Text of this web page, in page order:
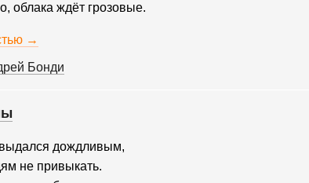
облака ждёт грозовые.
→
Бонди
дождливым,
не привыкать.